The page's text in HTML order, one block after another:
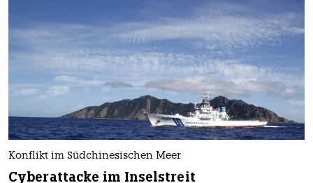
Konflikt im Südchinesischen Meer
Cyberattacke im Inselstreit